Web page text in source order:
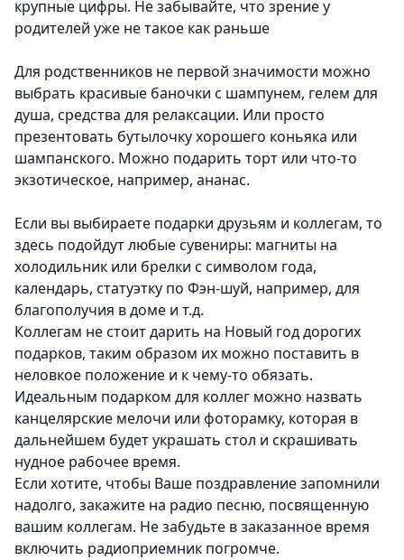
крупные цифры. Не забывайте, что зрение у
родителей уже не такое как раньше
Для родственников не первой значимости можно
выбрать красивые баночки с шампунем, гелем для
душа, средства для релаксации. Или просто
презентовать бутылочку хорошего коньяка или
шампанского. Можно подарить торт или что-то
экзотическое, например, ананас.
Если вы выбираете подарки друзьям и коллегам, то
здесь подойдут любые сувениры: магниты на
холодильник или брелки с символом года,
календарь, статуэтку по Фэн-шуй, например, для
благополучия в доме и т.д.
Коллегам не стоит дарить на Новый год дорогих
подарков, таким образом их можно поставить в
неловкое положение и к чему-то обязать.
Идеальным подарком для коллег можно назвать
канцелярские мелочи или фоторамку, которая в
дальнейшем будет украшать стол и скрашивать
нудное рабочее время.
Если хотите, чтобы Ваше поздравление запомнили
надолго, закажите на радио песню, посвященную
вашим коллегам. Не забудьте в заказанное время
включить радиоприемник погромче.